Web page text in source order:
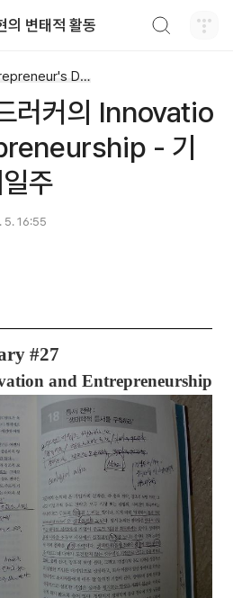
의 변태적 활동
■Entrepreneur■■■/Entrepreneur's Diary
러커의 Innovatio
- 기
주
5. 16:55
#27
and Entrepreneurship